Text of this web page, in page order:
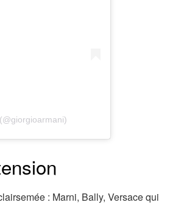
: Marni, Bally, Versace qui